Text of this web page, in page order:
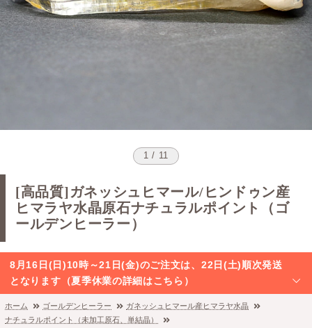
1 / 11
[高品質]ガネッシュヒマール/ヒンドゥン産
ヒマラヤ水晶原石ナチュラルポイント（ゴ
ールデンヒーラー）
8月16日(日)10時～21日(金)のご注文は、22日(土)順次発送
となります（夏季休業の詳細はこちら）
ホーム ゴールデンヒーラー
ガネッシュヒマール産ヒマラヤ水晶
ナチュラルポイント（未加工原石、単結晶）